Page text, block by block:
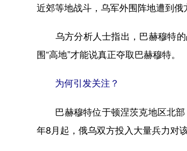
近郊等地战斗，乌军外围阵地遭到俄
乌方分析人士指出，巴赫穆特的
围“高地”才能说真正夺取巴赫穆特。
为何引发关注？
巴赫穆特位于顿涅茨克地区北部
年8月起，俄乌双方投入大量兵力对